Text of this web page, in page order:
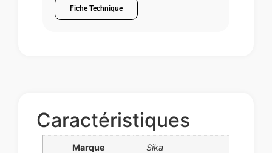
Fiche Technique
Caractéristiques
Marque Sika